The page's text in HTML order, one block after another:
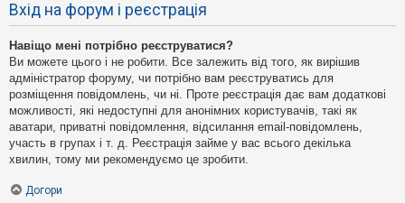
Вхід на форум і реєстрація
Навіщо мені потрібно реєструватися?
Ви можете цього і не робити. Все залежить від того, як вирішив
адміністратор форуму, чи потрібно вам реєструватись для
розміщення повідомлень, чи ні. Проте реєстрація дає вам додаткові
можливості, які недоступні для анонімних користувачів, такі як
аватари, приватні повідомлення, відсилання email-повідомлень,
участь в групах і т. д. Реєстрація займе у вас всього декілька
хвилин, тому ми рекомендуємо це зробити.
Догори